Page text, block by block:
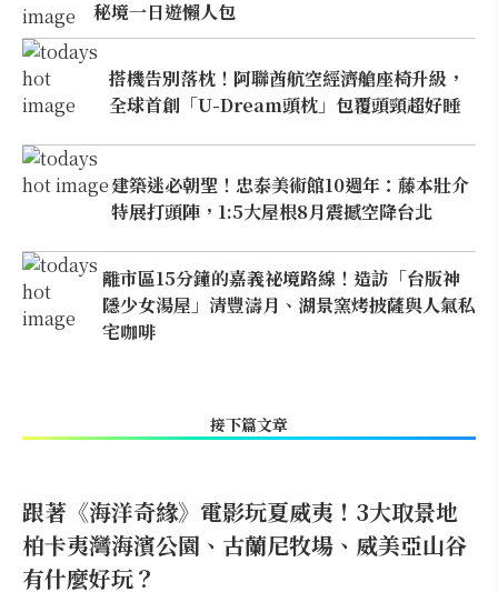
秘境一日遊懶人包
搭機告別落枕！阿聯酋航空經濟艙座椅升級，
全球首創「U-Dream頭枕」包覆頭頸超好睡
建築迷必朝聖！忠泰美術館10週年：藤本壯介
特展打頭陣，1:5大屋根8月震撼空降台北
離市區15分鐘的嘉義祕境路線！造訪「台版神
隱少女湯屋」清豐濤月、湖景窯烤披薩與人氣私
宅咖啡
接下篇文章
跟著《海洋奇緣》電影玩夏威夷！3大取景地
柏卡夷灣海濱公園、古蘭尼牧場、威美亞山谷
有什麼好玩？